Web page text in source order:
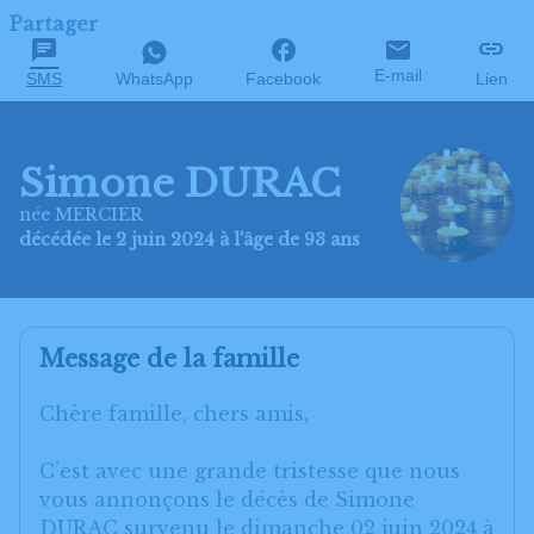
Partager
SMS WhatsApp Facebook E-mail Lien
Simone DURAC
née MERCIER
décédée le 2 juin 2024 à l'âge de 93 ans
Message de la famille
Chère famille, chers amis,
C’est avec une grande tristesse que nous
vous annonçons le décès de Simone
DURAC survenu le dimanche 02 juin 2024 à